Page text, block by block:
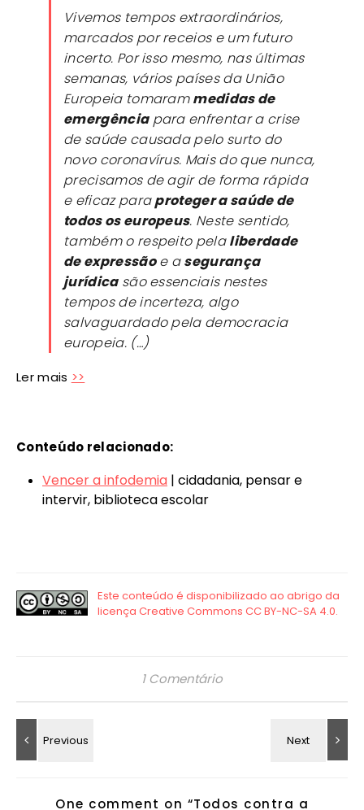
Vivemos tempos extraordinários,
marcados por receios e um futuro
incerto. Por isso mesmo, nas últimas
semanas, vários países da União
Europeia tomarammedidas de
emergênciapara enfrentar a crise
de saúde causada pelo surto do
novo coronavírus. Mais do que nunca,
precisamos de agir de forma rápida
e eficaz paraproteger a saúde de
todos os europeus. Neste sentido,
também o respeito pelaliberdade
de expressãoe asegurança
jurídicasão essenciais nestes
tempos de incerteza, algo
salvaguardado pela democracia
europeia. (…)
Ler mais >>
Conteúdo relacionado:
Vencer a infodemia | cidadania, pensar e
intervir, biblioteca escolar
1 Comentário
One comment on “Todos contra a